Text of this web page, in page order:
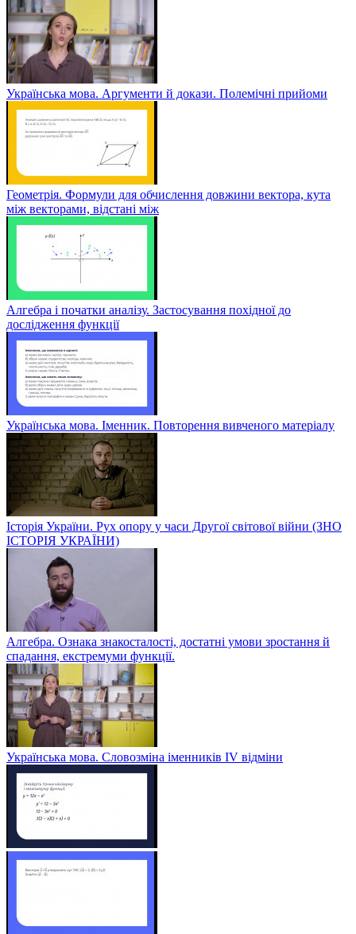
Українська мова. Аргументи й докази. Полемічні прийоми
Геометрія. Формули для обчислення довжини вектора, кута
між векторами, відстані між
Алгебра і початки аналізу. Застосування похідної до
дослідження функції
Українська мова. Іменник. Повторення вивченого матеріалу
Історія України. Рух опору у часи Другої світової війни (ЗНО
ІСТОРІЯ УКРАЇНИ)
Алгебра. Ознака знакосталості, достатні умови зростання й
спадання, екстремуми функції.
Українська мова. Словозміна іменників ІV відміни